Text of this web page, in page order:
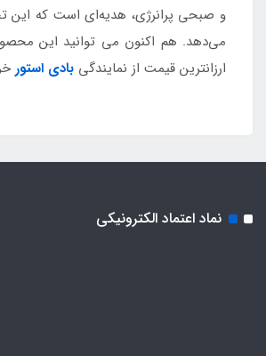
و صبحی پرانرژی، هدیه‌ای است که این
می‌دهد. هم اکنون می توانید این
ارزانترین قیمت از نمایندگی بادی استور
نماد اعتماد الکترونیکی